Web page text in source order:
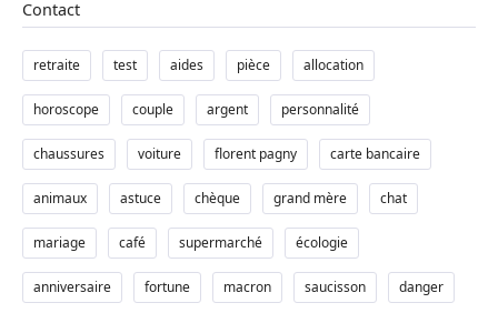
Contact
retraite test aides pièce allocation
horoscope couple argent personnalité
chaussures voiture florent pagny carte bancaire
animaux astuce chèque grand mère chat
mariage café supermarché écologie
anniversaire fortune macron saucisson danger